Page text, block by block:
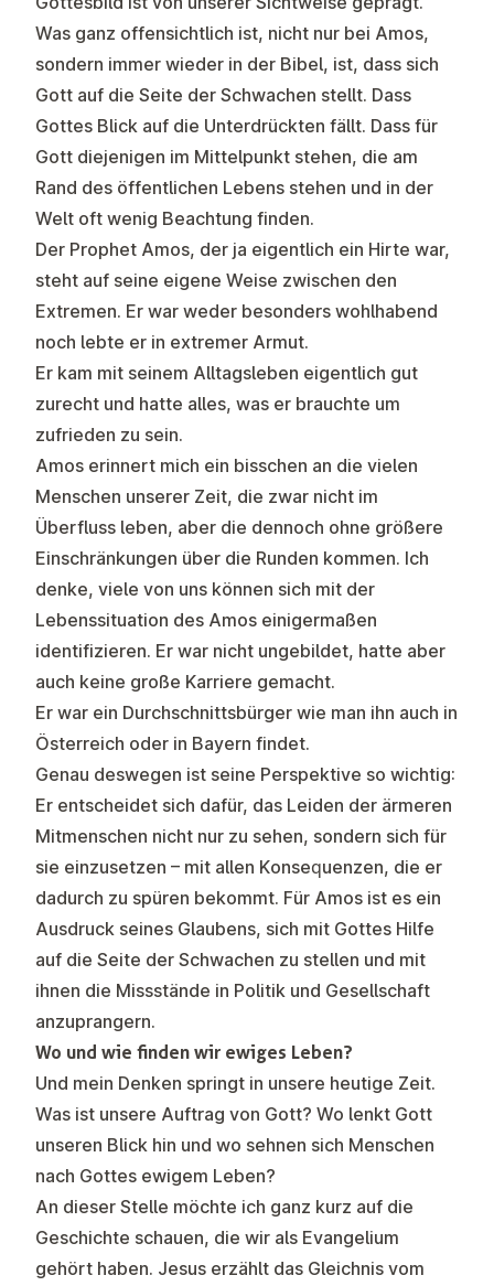
Was ganz offensichtlich ist, nicht nur bei Amos,
sondern immer wieder in der Bibel, ist, dass sich
Gott auf die Seite der Schwachen stellt. Dass
Gottes Blick auf die Unterdrückten fällt. Dass für
Gott diejenigen im Mittelpunkt stehen, die am
Rand des öffentlichen Lebens stehen und in der
Welt oft wenig Beachtung finden.
Der Prophet Amos, der ja eigentlich ein Hirte war,
steht auf seine eigene Weise zwischen den
Extremen. Er war weder besonders wohlhabend
noch lebte er in extremer Armut.
Er kam mit seinem Alltagsleben eigentlich gut
zurecht und hatte alles, was er brauchte um
zufrieden zu sein.
Amos erinnert mich ein bisschen an die vielen
Menschen unserer Zeit, die zwar nicht im
Überfluss leben, aber die dennoch ohne größere
Einschränkungen über die Runden kommen. Ich
denke, viele von uns können sich mit der
Lebenssituation des Amos einigermaßen
identifizieren. Er war nicht ungebildet, hatte aber
auch keine große Karriere gemacht.
Er war ein Durchschnittsbürger wie man ihn auch in
Österreich oder in Bayern findet.
Genau deswegen ist seine Perspektive so wichtig:
Er entscheidet sich dafür, das Leiden der ärmeren
Mitmenschen nicht nur zu sehen, sondern sich für
sie einzusetzen – mit allen Konsequenzen, die er
dadurch zu spüren bekommt. Für Amos ist es ein
Ausdruck seines Glaubens, sich mit Gottes Hilfe
auf die Seite der Schwachen zu stellen und mit
ihnen die Missstände in Politik und Gesellschaft
anzuprangern.
Wo und wie finden wir ewiges Leben?
Und mein Denken springt in unsere heutige Zeit.
Was ist unsere Auftrag von Gott? Wo lenkt Gott
unseren Blick hin und wo sehnen sich Menschen
nach Gottes ewigem Leben?
An dieser Stelle möchte ich ganz kurz auf die
Geschichte schauen, die wir als Evangelium
gehört haben. Jesus erzählt das Gleichnis vom